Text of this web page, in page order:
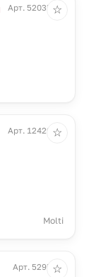
Арт. 52035.30
☆
Арт. 12429.10
Molti
☆
Арт. 5295.44
☆